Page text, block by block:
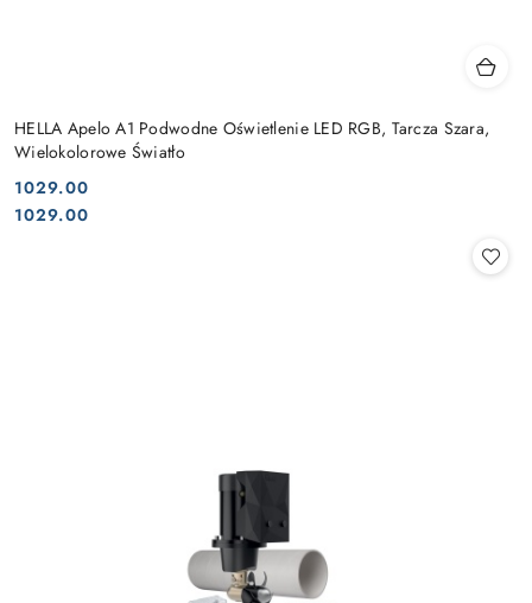
HELLA Apelo A1 Podwodne Oświetlenie LED RGB, Tarcza Szara,
Wielokolorowe Światło
Cena:
1029.00
Cena:
1029.00